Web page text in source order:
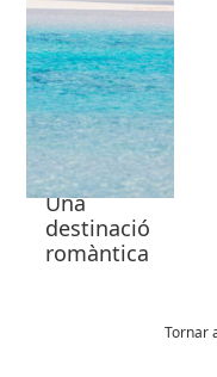
Una
destinació
romàntica
Tornar